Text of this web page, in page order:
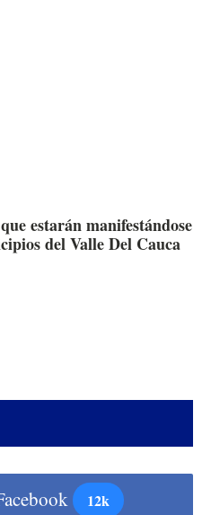
estarán manifestándose
del Valle Del Cauca
12k